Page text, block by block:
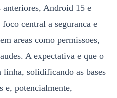
anteriores, Android 15 e
central a seguranca e
areas como permissoes,
A expectativa e que o
linha, solidificando as bases
e, potencialmente,